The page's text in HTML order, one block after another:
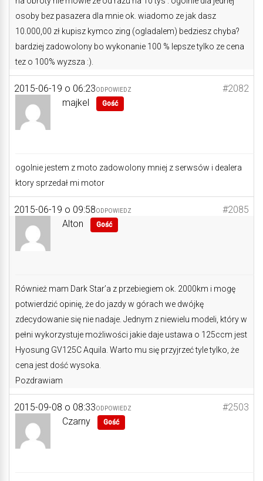
osoby bez pasazera dla mnie ok. wiadomo ze jak dasz
10.000,00 zł kupisz kymco zing (ogladalem) bedziesz chyba?
bardziej zadowolony bo wykonanie 100 % lepsze tylko ze cena
tez o 100% wyzsza :).
2015-06-19 o 06:23 #2082
ODPOWIEDZ
majkel Gość
ogolnie jestem z moto zadowolony mniej z serwsów i dealera
ktory sprzedał mi motor
2015-06-19 o 09:58 #2085
ODPOWIEDZ
Alton Gość
Również mam Dark Star’a z przebiegiem ok. 2000km i mogę
potwierdzić opinię, że do jazdy w górach we dwójkę
zdecydowanie się nie nadaje. Jednym z niewielu modeli, który w
pełni wykorzystuje możliwości jakie daje ustawa o 125ccm jest
Hyosung GV125C Aquila. Warto mu się przyjrzeć tyle tylko, że
cena jest dość wysoka.
Pozdrawiam
2015-09-08 o 08:33 #2503
ODPOWIEDZ
Czarny Gość